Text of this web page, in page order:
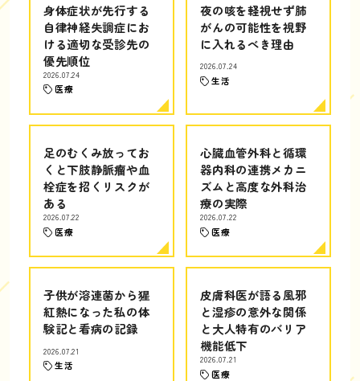
身体症状が先行する
自律神経失調症にお
ける適切な受診先の
優先順位
2026.07.24
医療
夜の咳を軽視せず肺
がんの可能性を視野
に入れるべき理由
2026.07.24
生活
足のむくみ放ってお
くと下肢静脈瘤や血
栓症を招くリスクが
ある
2026.07.22
医療
心臓血管外科と循環
器内科の連携メカニ
ズムと高度な外科治
療の実際
2026.07.22
医療
子供が溶連菌から猩
紅熱になった私の体
験記と看病の記録
2026.07.21
生活
皮膚科医が語る風邪
と湿疹の意外な関係
と大人特有のバリア
機能低下
2026.07.21
医療